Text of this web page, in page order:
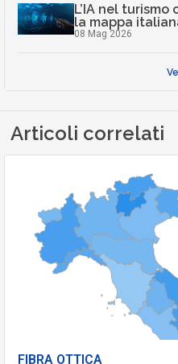
L’IA nel
la mappa
08 Mag 2026
Articoli correlati
FIBRA OTTICA